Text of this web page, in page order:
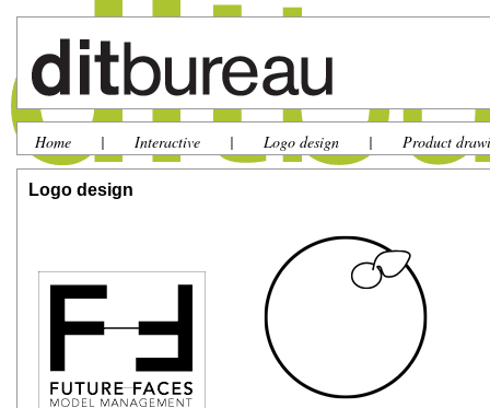
Home | Interactive | Logo design | Product
Logo design